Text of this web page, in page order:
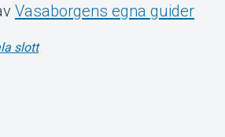
Vasaborgens egna guider